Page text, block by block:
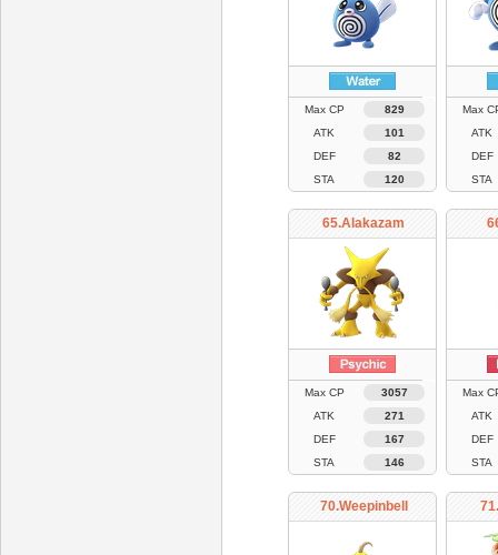
Max CP
829
ATK
101
DEF
82
STA
120
Max
ATK
DEF
STA
65.Alakazam
Max CP
3057
ATK
271
DEF
167
STA
146
Max
ATK
DEF
STA
70.Weepinbell